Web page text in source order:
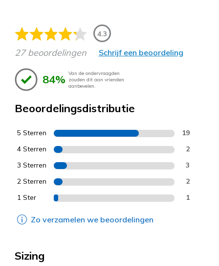
4.3
27 beoordelingen Schrijf een beoordeling
84% Van de ondervraagden
zouden dit aan vrienden
aanbevelen.
Beoordelingsdistributie
5 Sterren 19
4 Sterren 2
3 Sterren 3
2 Sterren 2
1 Ster 1
Zo verzamelen we beoordelingen
Sizing